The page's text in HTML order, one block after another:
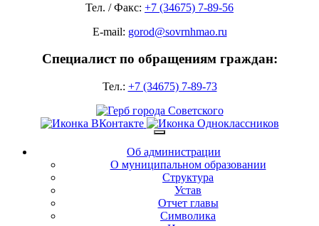
Тел. / Факс: +7 (34675) 7-89-56
E-mail: gorod@sovrnhmao.ru
Специалист по обращениям граждан:
Тел.: +7 (34675) 7-89-73
Об администрации
О муниципальном образовании
Структура
Устав
Отчет главы
Символика